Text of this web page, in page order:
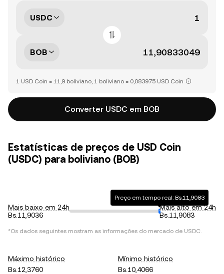
USDC
BOB
1 USD Coin = 11,9 boliviano, 1 boliviano = 0,083975 USD Coin
Converter USDC em BOB
Estatísticas de preços de USD Coin
(USDC) para boliviano (BOB)
Mais baixo em 24h
Bs.11,9036
Preço em tempo real: Bs.11,9083
Mais alto em 24h
Bs.11,9083
*Os dados seguintes mostram as informações do mercado de USDC.
Máximo histórico
Bs.12,3760
Mínimo histórico
Bs.10,4066